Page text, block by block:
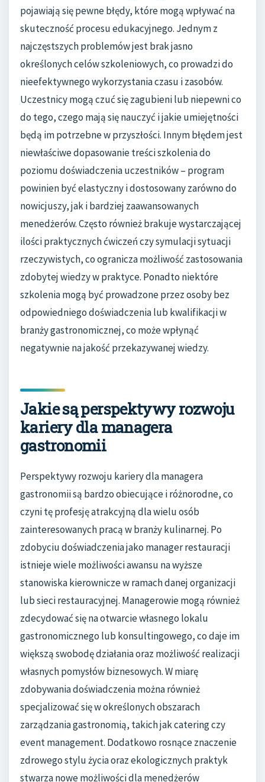
pojawiają się pewne błędy, które mogą wpływać na
skuteczność procesu edukacyjnego. Jednym z
najczęstszych problemów jest brak jasno
określonych celów szkoleniowych, co prowadzi do
nieefektywnego wykorzystania czasu i zasobów.
Uczestnicy mogą czuć się zagubieni lub niepewni co
do tego, czego mają się nauczyć i jakie umiejętności
będą im potrzebne w przyszłości. Innym błędem jest
niewłaściwe dopasowanie treści szkolenia do
poziomu doświadczenia uczestników – program
powinien być elastyczny i dostosowany zarówno do
nowicjuszy, jak i bardziej zaawansowanych
menedżerów. Często również brakuje wystarczającej
ilości praktycznych ćwiczeń czy symulacji sytuacji
rzeczywistych, co ogranicza możliwość zastosowania
zdobytej wiedzy w praktyce. Ponadto niektóre
szkolenia mogą być prowadzone przez osoby bez
odpowiedniego doświadczenia lub kwalifikacji w
branży gastronomicznej, co może wpłynąć
negatywnie na jakość przekazywanej wiedzy.
Jakie są perspektywy rozwoju
kariery dla managera
gastronomii
Perspektywy rozwoju kariery dla managera
gastronomii są bardzo obiecujące i różnorodne, co
czyni tę profesję atrakcyjną dla wielu osób
zainteresowanych pracą w branży kulinarnej. Po
zdobyciu doświadczenia jako manager restauracji
istnieje wiele możliwości awansu na wyższe
stanowiska kierownicze w ramach danej organizacji
lub sieci restauracyjnej. Managerowie mogą również
zdecydować się na otwarcie własnego lokalu
gastronomicznego lub konsultingowego, co daje im
większą swobodę działania oraz możliwość realizacji
własnych pomysłów biznesowych. W miarę
zdobywania doświadczenia można również
specjalizować się w określonych obszarach
zarządzania gastronomią, takich jak catering czy
event management. Dodatkowo rosnące znaczenie
zdrowego stylu życia oraz ekologicznych praktyk
stwarza nowe możliwości dla menedżerów